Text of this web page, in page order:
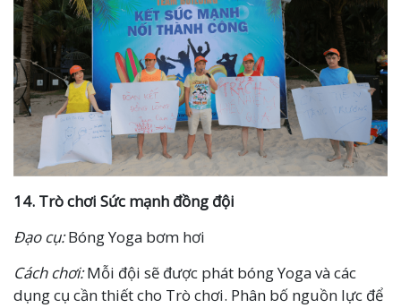
14. Trò chơi Sức mạnh đồng đội
Đạo cụ:Bóng Yoga bơm hơi
Cách chơi:Mỗi đội sẽ được phát bóng Yoga và các
dụng cụ cần thiết cho Trò chơi. Phân bố nguồn lực để